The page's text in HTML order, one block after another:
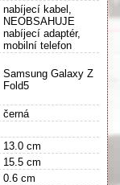
nabíjecí kabel,
NEOBSAHUJE
nabíjecí adaptér,
mobilní telefon
Samsung Galaxy Z
Fold5
černá
13.0 cm
15.5 cm
0.6 cm